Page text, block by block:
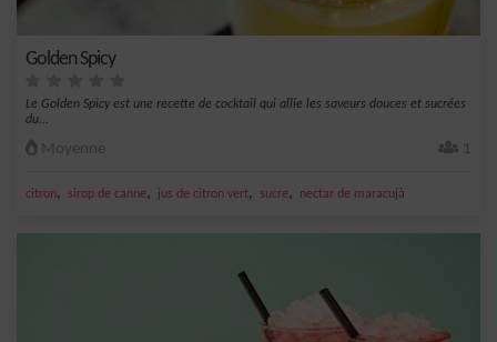
Golden Spicy
Le Golden Spicy est une recette de cocktail qui allie les saveurs douces et sucrées
du...
Moyenne 1
citron, sirop de canne, jus de citron vert, sucre, nectar de maracujà